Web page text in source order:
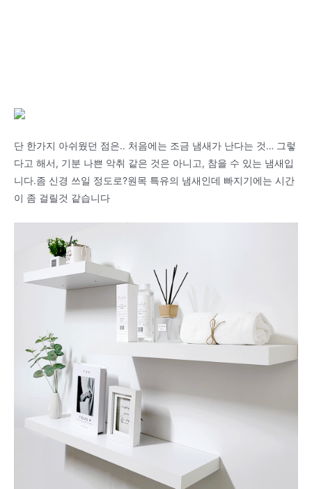
단 한가지 아쉬웠던 점은.. 처음에는 조금 냄새가 난다는 것… 그렇
다고 해서, 기분 나쁜 악취 같은 것은 아니고, 참을 수 있는 냄새입
니다.좀 신경 쓰일 정도로?원목 특유의 냄새인데 빠지기에는 시간
이 좀 걸릴것 같습니다